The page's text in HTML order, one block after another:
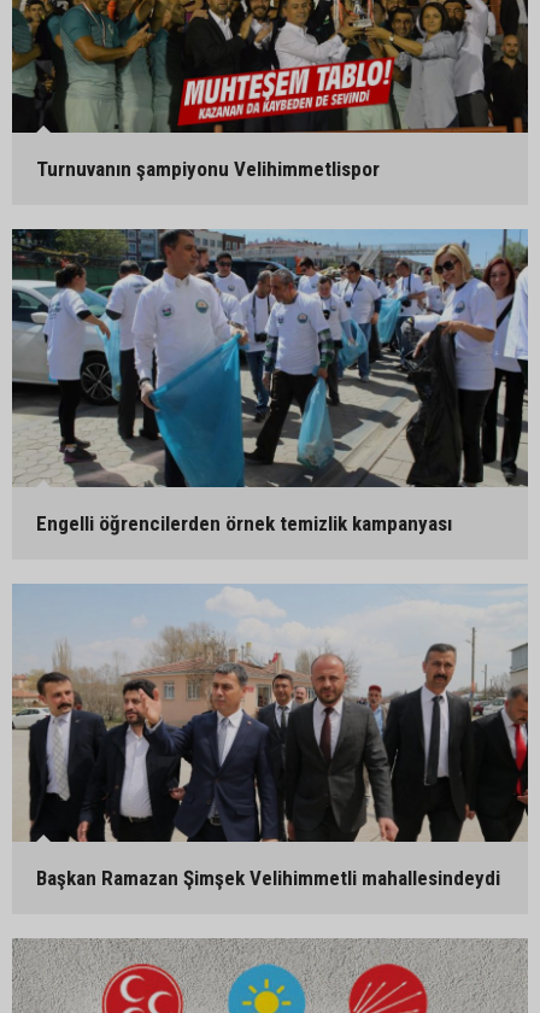
Turnuvanın şampiyonu Velihimmetlispor
Engelli öğrencilerden örnek temizlik kampanyası
Başkan Ramazan Şimşek Velihimmetli mahallesindeydi